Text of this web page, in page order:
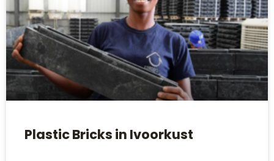
Plastic Bricks in Ivoorkust